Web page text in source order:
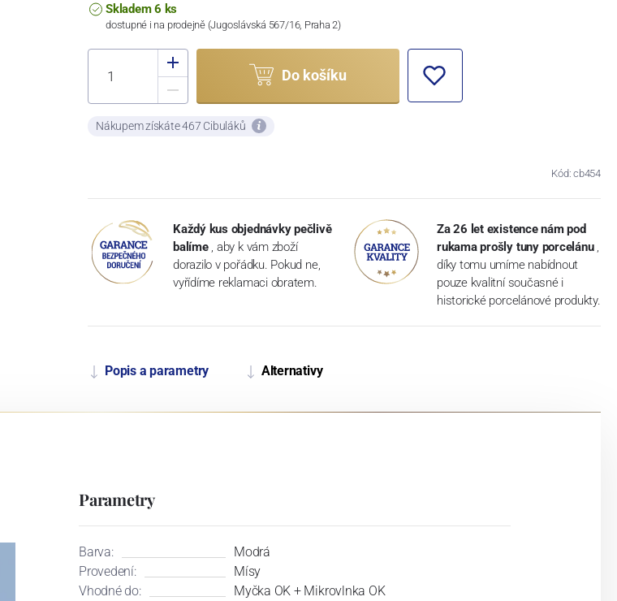
Skladem 6 ks
dostupné i na prodejně (Jugoslávská 567/16, Praha 2)
Do košíku
Nákupem získáte 467 Cibuláků
Kód: cb454
Každý kus objednávky pečlivě
balíme , aby k vám zboží
dorazilo v pořádku. Pokud ne,
vyřídíme reklamaci obratem.
Za 26 let existence nám pod
rukama prošly tuny porcelánu ,
díky tomu umíme nabídnout
pouze kvalitní současné i
historické porcelánové produkty.
Popis a parametry Alternativy
Parametry
Barva:
Modrá
Provedení:
Mísy
Vhodné do:
Myčka OK + Mikrovlnka OK